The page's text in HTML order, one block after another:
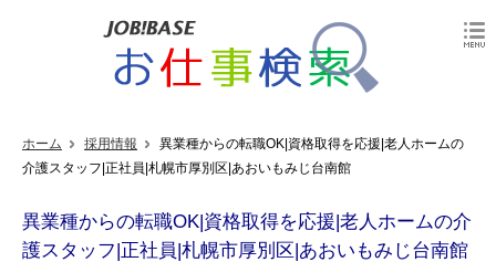
ホーム 採用情報
異業種からの転職OK|資格取得を応援|老人ホームの
介護スタッフ|正社員|札幌市厚別区|あおいもみじ台南館
異業種からの転職OK|資格取得を応援|老人ホームの介
護スタッフ|正社員|札幌市厚別区|あおいもみじ台南館